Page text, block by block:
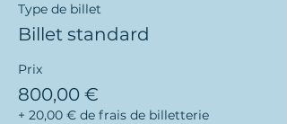
Type de billet
Billet standard
Prix
800,00 €
+ 20,00 € de frais de billetterie